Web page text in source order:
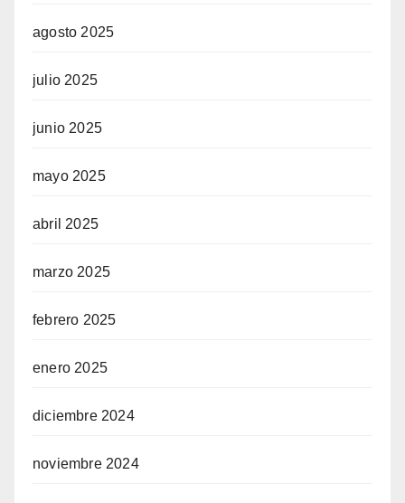
agosto 2025
julio 2025
junio 2025
mayo 2025
abril 2025
marzo 2025
febrero 2025
enero 2025
diciembre 2024
noviembre 2024